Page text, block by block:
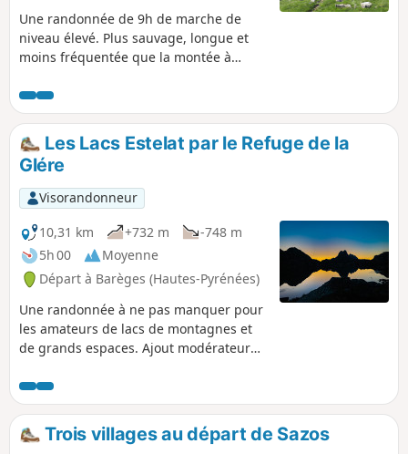
Une randonnée de 9h de marche de
niveau élevé. Plus sauvage, longue et
moins fréquentée que la montée à
pour les derniers 300m de dénivelé),
elle côtoie de nombreux lacs et torrents.
Elle mixe de nombreux types de
chemins : de la voie carrossable aux
passages où il faut mettre les mains, en
passant par des pierriers de toutes
tailles et des névés. Randonnée de
montagne engagée qui nécessite une
endurance physique et un sens de
l'orientation. Vous entrez dans la
Réserve Naturelle Nationale du
Néouvielle qui est protégée par une
réglementation. Merci de la respecter
(voir informations pratiques).
Les Lacs Estelat par le Refuge de la
Glére
Visorandonneur
10,31 km
+732 m
-748 m
5h 00
Moyenne
Départ à Barèges (Hautes-Pyrénées)
Une randonnée à ne pas manquer pour
les amateurs de lacs de montagnes et
de grands espaces. Ajout modérateur
changé. Il est maintenant au niveau du
restaurant Chez Louisette et la
randonnée est donc rallongée. Voir les
commentaires en bas de cette fiche
Trois villages au départ de Sazos